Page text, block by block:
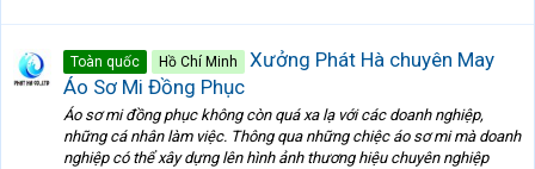
Toàn quốc Hồ Chí Minh
Xưởng Phát Hà chuyên May
Áo Sơ Mi Đồng Phục
Áo sơ mi đồng phục không còn quá xa lạ với các doanh nghiệp,
những cá nhân làm việc. Thông qua những chiệc áo sơ mi mà doanh
nghiệp có thể xây dựng lên hình ảnh thương hiệu chuyên nghiệp